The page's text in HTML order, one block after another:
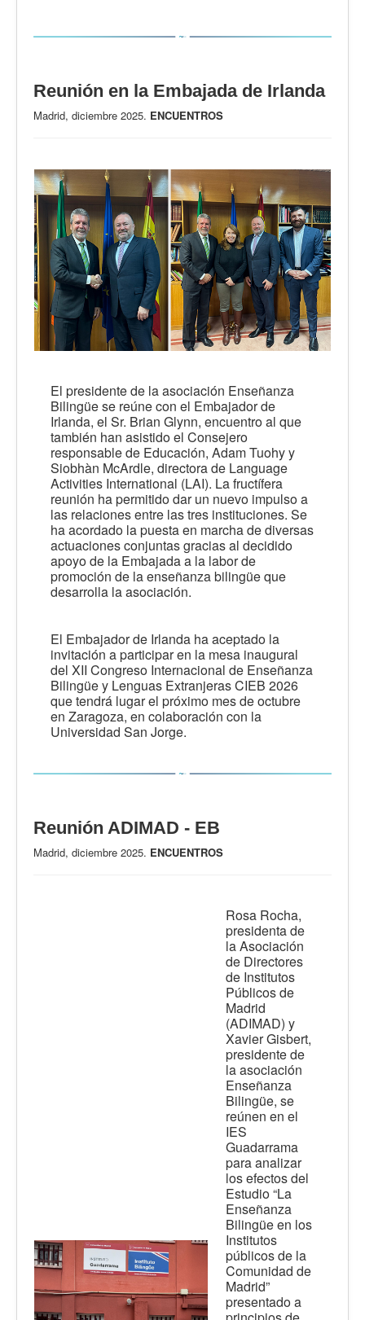
Reunión en la Embajada de Irlanda
Madrid, diciembre 2025. ENCUENTROS
El presidente de la asociación Enseñanza
Bilingüe se reúne con el Embajador de
Irlanda, el Sr. Brian Glynn, encuentro al que
también han asistido el Consejero
responsable de Educación, Adam Tuohy y
Siobhàn McArdle, directora de Language
Activities International (LAI). La fructífera
reunión ha permitido dar un nuevo impulso a
las relaciones entre las tres instituciones. Se
ha acordado la puesta en marcha de diversas
actuaciones conjuntas gracias al decidido
apoyo de la Embajada a la labor de
promoción de la enseñanza bilingüe que
desarrolla la asociación.
El Embajador de Irlanda ha aceptado la
invitación a participar en la mesa inaugural
del XII Congreso Internacional de Enseñanza
Bilingüe y Lenguas Extranjeras CIEB 2026
que tendrá lugar el próximo mes de octubre
en Zaragoza, en colaboración con la
Universidad San Jorge.
Reunión ADIMAD - EB
Madrid, diciembre 2025. ENCUENTROS
Rosa Rocha,
presidenta de
la Asociación
de Directores
de Institutos
Públicos de
Madrid
(ADIMAD) y
Xavier Gisbert,
presidente de
la asociación
Enseñanza
Bilingüe, se
reúnen en el
IES
Guadarrama
para analizar
los efectos del
Estudio “La
Enseñanza
Bilingüe en los
Institutos
públicos de la
Comunidad de
Madrid”
presentado a